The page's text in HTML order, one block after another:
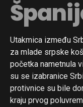
Utakmica između
za mlade srpske
početka nametnula
su se izabranice
protivnice su bile
kraju prvog